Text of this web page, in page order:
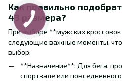
Как правильно
43 размера?
При выборе **мужских
следующие важные моменты,
выбор:
**Назначение**: Для бега,
спортзале или